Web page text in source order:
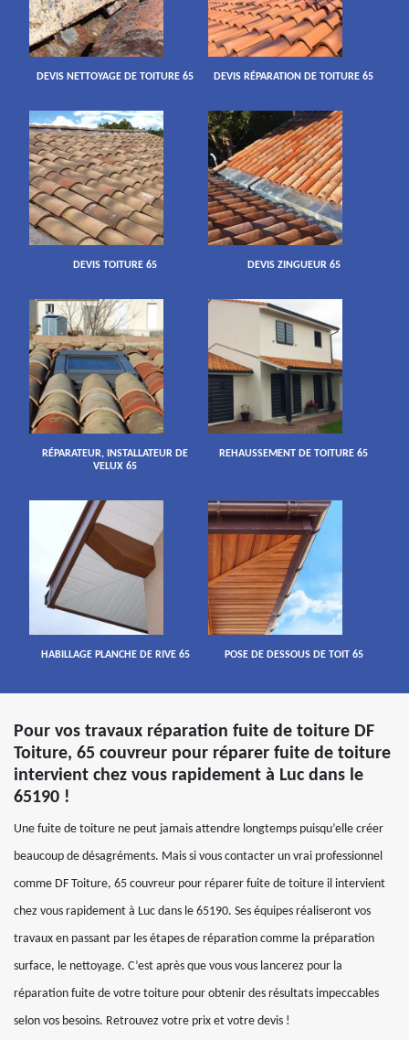
DEVIS NETTOYAGE DE TOITURE 65 DEVIS RÉPARATION DE TOITURE 65
DEVIS TOITURE 65 DEVIS ZINGUEUR 65
RÉPARATEUR, INSTALLATEUR DE
VELUX 65
REHAUSSEMENT DE TOITURE 65
HABILLAGE PLANCHE DE RIVE 65 POSE DE DESSOUS DE TOIT 65
Pour vos travaux réparation fuite de toiture DF
Toiture, 65 couvreur pour réparer fuite de toiture
intervient chez vous rapidement à Luc dans le
65190 !
Une fuite de toiture ne peut jamais attendre longtemps puisqu’elle créer
beaucoup de désagréments. Mais si vous contacter un vrai professionnel
comme DF Toiture, 65 couvreur pour réparer fuite de toiture il intervient
chez vous rapidement à Luc dans le 65190. Ses équipes réaliseront vos
travaux en passant par les étapes de réparation comme la préparation
surface, le nettoyage. C’est après que vous vous lancerez pour la
réparation fuite de votre toiture pour obtenir des résultats impeccables
selon vos besoins. Retrouvez votre prix et votre devis !